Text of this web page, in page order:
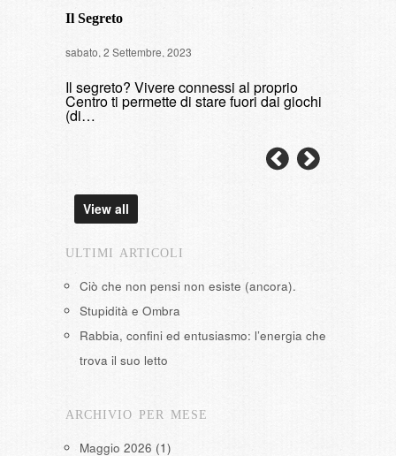
Il Segreto
sabato, 2 Settembre, 2023
Il segreto? Vivere connessi al proprio
Centro ti permette di stare fuori dai giochi
(di…
View all
ULTIMI ARTICOLI
Ciò che non pensi non esiste (ancora).
Stupidità e Ombra
Rabbia, confini ed entusiasmo: l’energia che
trova il suo letto
ARCHIVIO PER MESE
Maggio 2026 (1)